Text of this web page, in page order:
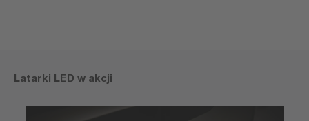
Latarki LED w akcji